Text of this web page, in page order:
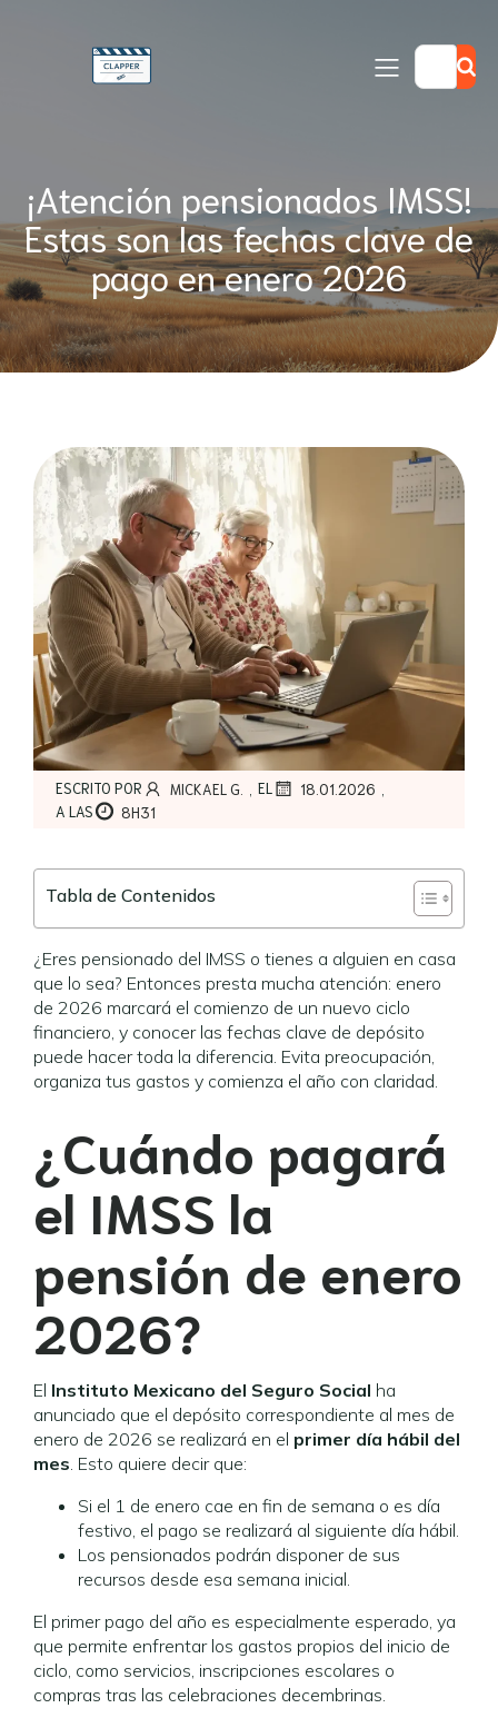
¡Atención pensionados IMSS!
Estas son las fechas clave de
pago en enero 2026
ESCRITO POR MICKAEL G. , EL 18.01.2026 ,
A LAS 8H31
Tabla de Contenidos
¿Eres pensionado del IMSS o tienes a alguien en casa
que lo sea? Entonces presta mucha atención: enero
de 2026 marcará el comienzo de un nuevo ciclo
financiero, y conocer las fechas clave de depósito
puede hacer toda la diferencia. Evita preocupación,
organiza tus gastos y comienza el año con claridad.
¿Cuándo pagará
el IMSS la
pensión de enero
2026?
El Instituto Mexicano del Seguro Social ha
anunciado que el depósito correspondiente al mes de
enero de 2026 se realizará en el primer día hábil del
mes. Esto quiere decir que:
Si el 1 de enero cae en fin de semana o es día
festivo, el pago se realizará al siguiente día hábil.
Los pensionados podrán disponer de sus
recursos desde esa semana inicial.
El primer pago del año es especialmente esperado, ya
que permite enfrentar los gastos propios del inicio de
ciclo, como servicios, inscripciones escolares o
compras tras las celebraciones decembrinas.